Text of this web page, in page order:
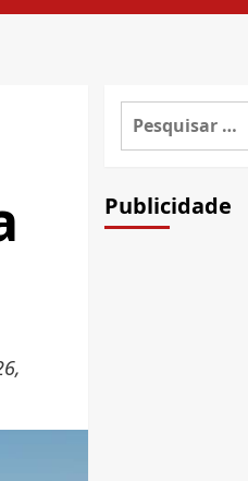
Pesquisar
Publicidade